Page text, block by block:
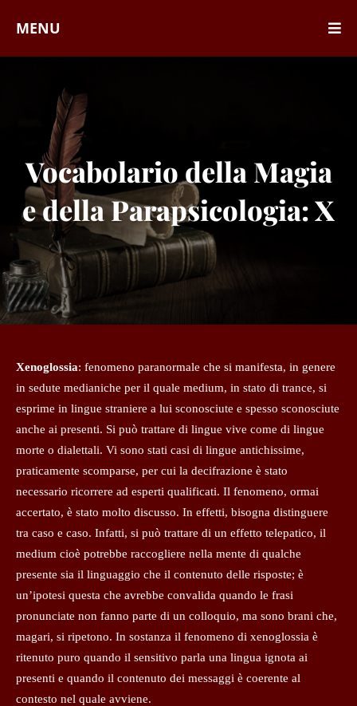
MENU
Vocabolario della Magia
e della Parapsicologia: X
Xenoglossia: fenomeno paranormale che si manifesta, in genere
in sedute medianiche per il quale medium, in stato di trance, si
esprime in lingue straniere a lui sconosciute e spesso sconosciute
anche ai presenti. Si può trattare di lingue vive come di lingue
morte o dialettali. Vi sono stati casi di lingue antichissime,
praticamente scomparse, per cui la decifrazione è stato
necessario ricorrere ad esperti qualificati. Il fenomeno, ormai
accertato, è stato molto discusso. In effetti, bisogna distinguere
tra caso e caso. Infatti, si può trattare di un effetto telepatico, il
medium cioè potrebbe raccogliere nella mente di qualche
presente sia il linguaggio che il contenuto delle risposte; è
un’ipotesi questa che avrebbe convalida quando le frasi
pronunciate non fanno parte di un colloquio, ma sono brani che,
magari, si ripetono. In sostanza il fenomeno di xenoglossia è
ritenuto puro quando il sensitivo parla una lingua ignota ai
presenti e quando il contenuto dei messaggi è coerente al
contesto nel quale avviene.